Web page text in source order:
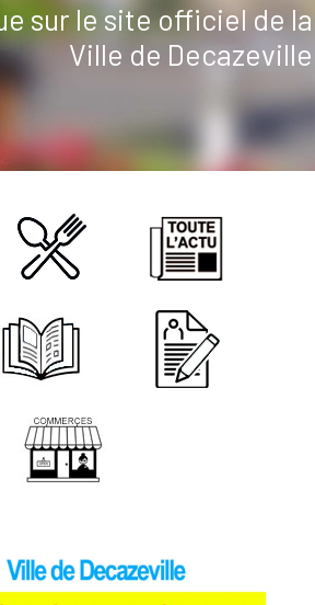
sur le site officiel de la
Ville de Decazeville